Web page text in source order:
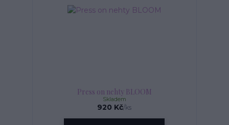
Press on nehty BLOOM
920 Kč/ks
Skladem